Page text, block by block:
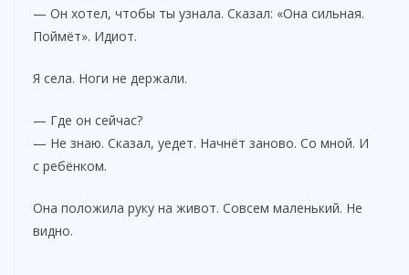
— Он хотел, чтобы ты узнала. Сказал: «Она сильная.
Поймёт». Идиот.
Я села. Ноги не держали.
— Где он сейчас?
— Не знаю. Сказал, уедет. Начнёт заново. Со мной. И
с ребёнком.
Она положила руку на живот. Совсем маленький. Не
видно.